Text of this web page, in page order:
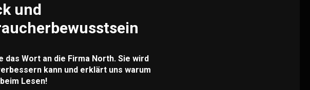
und
das Wort an die Firma North. Sie wird
kann und erklärt uns warum
Lesen!